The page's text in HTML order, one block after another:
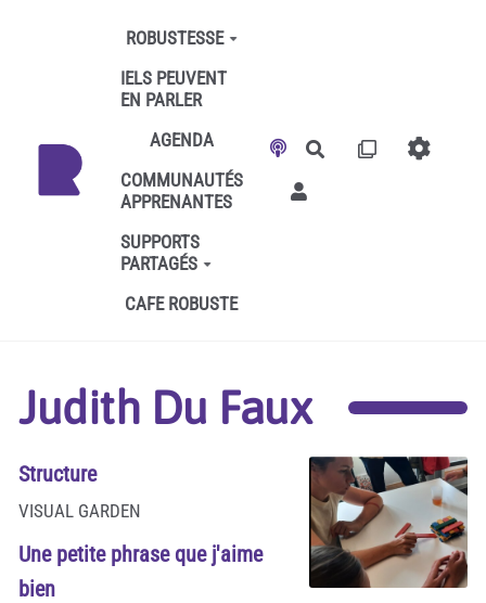
Aller au contenu principal
ROBUSTESSE
IELS PEUVENT
EN PARLER
AGENDA
COMMUNAUTÉS
APPRENANTES
SUPPORTS
PARTAGÉS
CAFE ROBUSTE
Rechercher
Judith Du Faux
Structure
VISUAL GARDEN
Une petite phrase que j'aime
bien